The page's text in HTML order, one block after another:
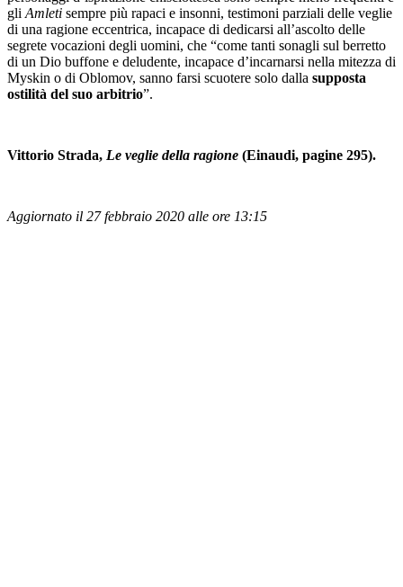
gli Amleti sempre più rapaci e insonni, testimoni parziali delle veglie
di una ragione eccentrica, incapace di dedicarsi all’ascolto delle
segrete vocazioni degli uomini, che “come tanti sonagli sul berretto
di un Dio buffone e deludente, incapace d’incarnarsi nella mitezza di
Myskin o di Oblomov, sanno farsi scuotere solo dalla supposta
ostilità del suo arbitrio”.
Vittorio Strada, Le veglie della ragione (Einaudi, pagine 295).
Aggiornato il 27 febbraio 2020 alle ore 13:15